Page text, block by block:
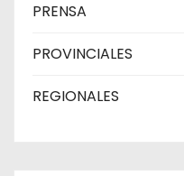
PRENSA
PROVINCIALES
REGIONALES